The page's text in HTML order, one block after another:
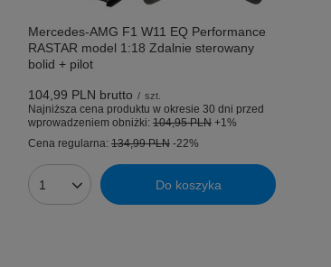
Mercedes-AMG F1 W11 EQ Performance
RASTAR model 1:18 Zdalnie sterowany
bolid + pilot
104,99 PLN brutto / szt.
Najniższa cena produktu w okresie 30 dni przed
wprowadzeniem obniżki: 104,95 PLN +1%
Cena regularna: 134,99 PLN -22%
Ilość produktów Do koszyka